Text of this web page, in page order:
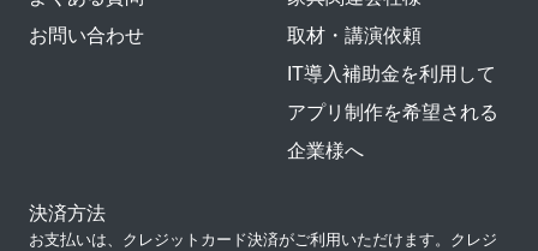
お問い合わせ
取材・講演依頼
IT導入補助金を利用して
アプリ制作を希望される
企業様へ
決済方法
お支払いは、クレジットカード決済がご利用いただけます。クレジ